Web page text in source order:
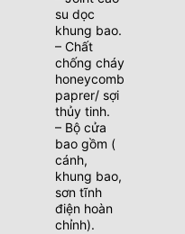
su dọc
khung bao.
– Chất
chống cháy
honeycomb
paprer/ sợi
thủy tinh.
– Bộ cửa
bao gồm (
cánh,
khung bao,
sơn tĩnh
điện hoàn
chỉnh).